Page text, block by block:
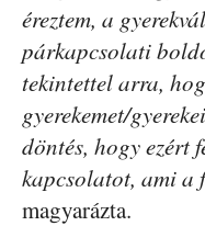
éreztem, a
párkapcsolati
tekintettel arra,
gyerekemet/
döntés, hogy ezért
kapcsolatot, ami a
magyarázta.